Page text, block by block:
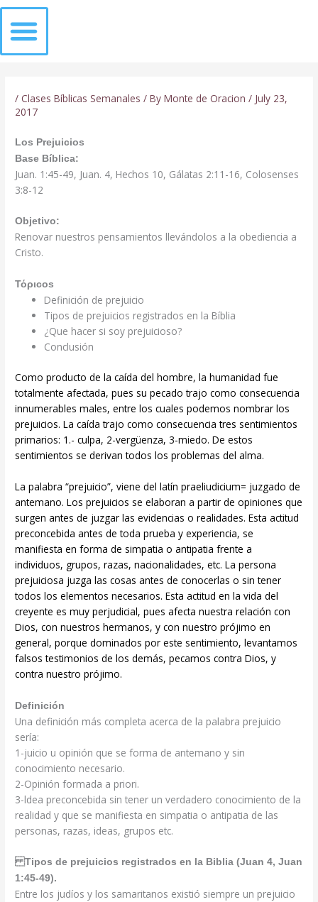
Skip
content
/Clases Bíblicas Semanales / ByMonte de Oracion/ July 23,
2017
Los Prejuicios
Base Bíblica:
Juan. 1:45-49, Juan. 4, Hechos 10, Gálatas 2:11-16, Colosenses
3:8-12
Objetivo:
Renovar nuestros pensamientos llevándolos a la obediencia a
Cristo.
Τόριcos
Definición de prejuicio
Tipos de prejuicios registrados en la Bíblia
¿Que hacer si soy prejuicioso?
Conclusión
Como producto de la caída del hombre, la humanidad fue
totalmente afectada, pues su pecado trajo como consecuencia
innumerables males, entre los cuales podemos nombrar los
prejuicios. La caída trajo como consecuencia tres sentimientos
primarios: 1.- culpa, 2-vergüenza, 3-miedo. De estos
sentimientos se derivan todos los problemas del alma.
La palabra “prejuicio”, viene del latín praeliudicium= juzgado de
antemano. Los prejuicios se elaboran a partir de opiniones que
surgen antes de juzgar las evidencias o realidades. Esta actitud
preconcebida antes de toda prueba y experiencia, se
manifiesta en forma de simpatia o antipatia frente a
individuos, grupos, razas, nacionalidades, etc. La persona
prejuiciosa juzga las cosas antes de conocerlas o sin tener
todos los elementos necesarios. Esta actitud en la vida del
creyente es muy perjudicial, pues afecta nuestra relación con
Dios, con nuestros hermanos, y con nuestro prójimo en
general, porque dominados por este sentimiento, levantamos
falsostestimonios de los demás, pecamos contra Dios, y
contra nuestro prójimo.
Definición
Una definición más completa acerca de la palabra prejuicio
sería:
1-juicio u opinión que se forma de antemano y sin
conocimiento necesario.
2-Opinión formada a priori.
3-ldea preconcebida sin tener un verdadero conocimiento de la
realidad y que se manifiesta en simpatia o antipatia de las
personas, razas, ideas, grupos etc.
Tipos de prejuicios registrados en la Biblia (Juan 4, Juan
1:45-49).
Entre los judíos y los samaritanos existió siempre un prejuicio